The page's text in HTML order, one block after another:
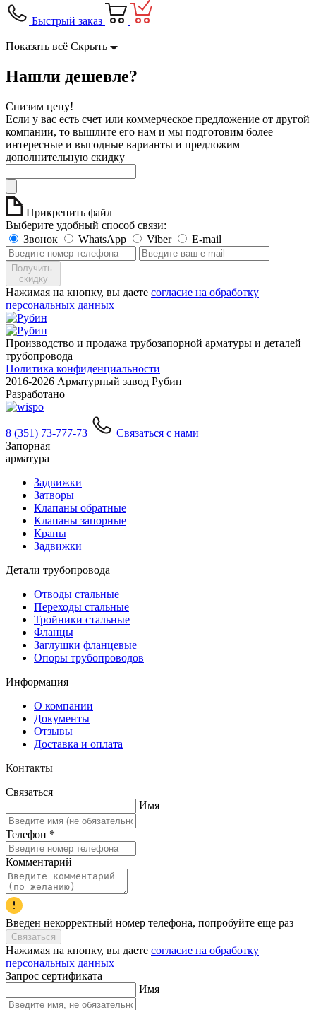
Быстрый заказ
Показать всё Скрыть
Нашли дешевле?
Снизим цену!
Если у вас есть счет или коммерческое предложение от другой
компании, то вышлите его нам и мы подготовим более
интересные и выгодные варианты и предложим
дополнительную скидку
Прикрепить файл
Выберите удобный способ связи:
Звонок
WhatsApp Viber E-mail
Получить
скидку
Нажимая на кнопку, вы даете согласие на обработку
персональных данных
Производство и продажа трубозапорной арматуры и деталей
трубопровода
Политика конфиденциальности
2016-2026 Арматурный завод Рубин
Разработано
8 (351) 73-777-73
Связаться с нами
Запорная
арматура
Задвижки
Затворы
Клапаны обратные
Клапаны запорные
Краны
Задвижки
Детали трубопровода
Отводы стальные
Переходы стальные
Тройники стальные
Фланцы
Заглушки фланцевые
Опоры трубопроводов
Информация
О компании
Документы
Отзывы
Доставка и оплата
Контакты
Связаться
Имя
Телефон *
Комментарий
Введен некорректный номер телефона, попробуйте еще раз
Связаться
Нажимая на кнопку, вы даете согласие на обработку
персональных данных
Запрос сертификата
Имя